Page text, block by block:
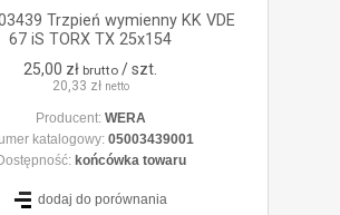
Trzpień wymienny KK VDE
67 iS TORX TX 25x154
25,00 zł brutto / szt.
20,33 zł netto
Producent: WERA
katalogowy: 05003439001
końcówka towaru
dodaj do porównania